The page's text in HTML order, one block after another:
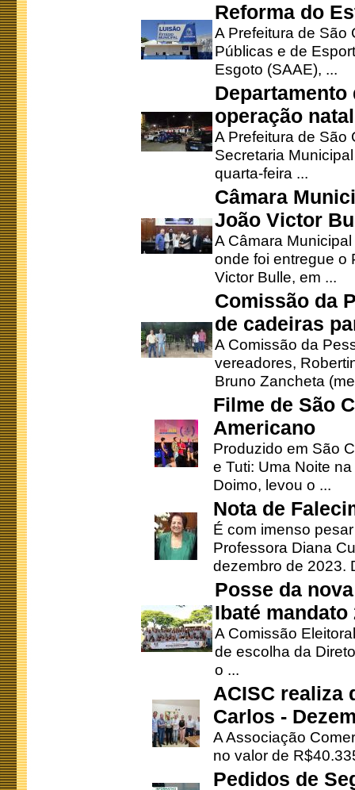
Reforma do
A Prefeitura de São
Públicas e de
Esgoto (SAAE), ...
operação
A Prefeitura de São
Secretaria
quarta-feira ...
Câmara
João Victor
A Câmara
onde foi entregue o
Victor Bulle, em ...
Comissão da
de cadeiras
A Comissão da
vereadores,
Bruno Zancheta
Filme de São
Americano
Produzido em São
e Tuti: Uma Noite
Doimo, levou o ...
Nota de
É com imenso
Professora Diana
dezembro de 2023.
Posse da
Ibaté mandato
A Comissão
de escolha da
o ...
ACISC realiza
Carlos -
A Associação
no valor de
Pedidos de